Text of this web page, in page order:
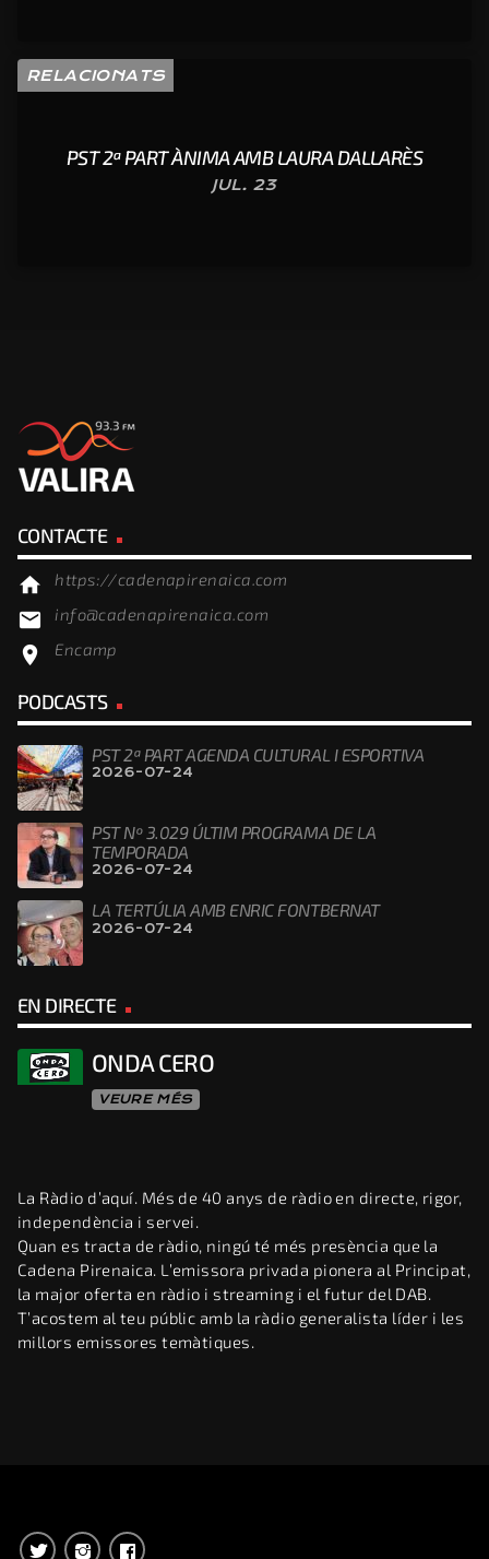
RELACIONATS
PST 2ª PART ÀNIMA AMB LAURA DALLARÈS
JUL. 23
CONTACTE
home https://cadenapirenaica.com
email info@cadenapirenaica.com
location_on Encamp
PODCASTS
PST 2ª PART AGENDA CULTURAL I ESPORTIVA
2026-07-24
PST Nº 3.029 ÚLTIM PROGRAMA DE LA
TEMPORADA
2026-07-24
LA TERTÚLIA AMB ENRIC FONTBERNAT
2026-07-24
EN DIRECTE
ONDA CERO
VEURE MÉS
La Ràdio d’aquí. Més de 40 anys de ràdio en directe, rigor,
independència i servei.
Quan es tracta de ràdio, ningú té més presència que la
Cadena Pirenaica. L’emissora privada pionera al Principat,
la major oferta en ràdio i streaming i el futur del DAB.
T’acostem al teu públic amb la ràdio generalista líder i les
millors emissores temàtiques.